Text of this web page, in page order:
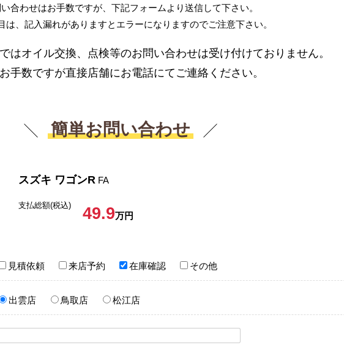
合わせはお手数ですが、下記フォームより送信して下さい。
は、記入漏れがありますとエラーになりますのでご注意下さい。
はオイル交換、点検等のお問い合わせは受け付けておりません。
手数ですが直接店舗にお電話にてご連絡ください。
簡単お問い合わせ
スズキ ワゴンR FA
支払総額(税込) 49.9万円
見積依頼 来店予約 在庫確認 その他
出雲店 鳥取店 松江店